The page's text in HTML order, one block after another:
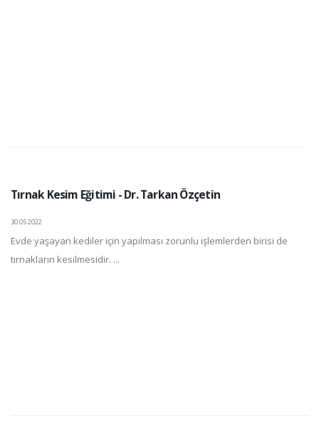
Tırnak Kesim Eğitimi - Dr. Tarkan Özçetin
30.05.2022
Evde yaşayan kediler için yapılması zorunlu işlemlerden birisi de
tırnakların kesilmesidir. ...